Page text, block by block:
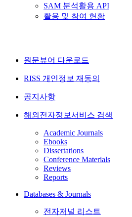
SAM 분석활용 API
활용 및 참여 현황
원문뷰어 다운로드
RISS 개인정보 재동의
공지사항
해외전자정보서비스 검색
Academic Journals
Ebooks
Dissertations
Conference Materials
Reviews
Reports
Databases & Journals
전자저널 리스트